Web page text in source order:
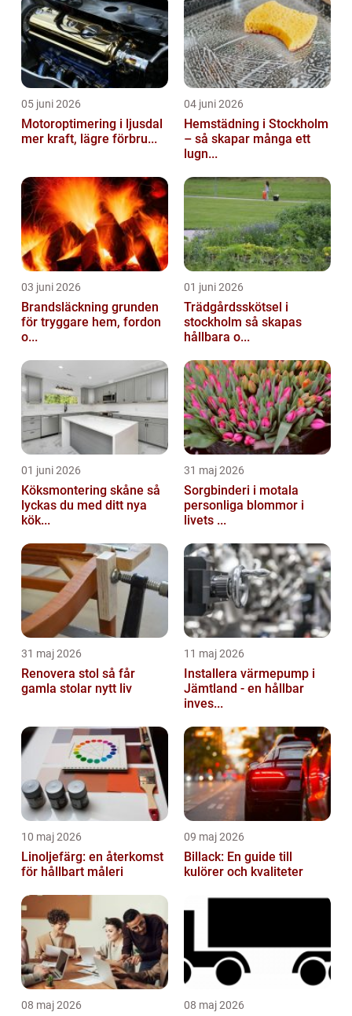
05 juni 2026
Motoroptimering i ljusdal
mer kraft, lägre förbru...
04 juni 2026
Hemstädning i Stockholm
– så skapar många ett
lugn...
03 juni 2026
Brandsläckning grunden
för tryggare hem, fordon
o...
01 juni 2026
Trädgårdsskötsel i
stockholm så skapas
hållbara o...
01 juni 2026
Köksmontering skåne så
lyckas du med ditt nya
kök...
31 maj 2026
Sorgbinderi i motala
personliga blommor i
livets ...
31 maj 2026
Renovera stol så får
gamla stolar nytt liv
11 maj 2026
Installera värmepump i
Jämtland - en hållbar
inves...
10 maj 2026
Linoljefärg: en återkomst
för hållbart måleri
09 maj 2026
Billack: En guide till
kulörer och kvaliteter
08 maj 2026 08 maj 2026